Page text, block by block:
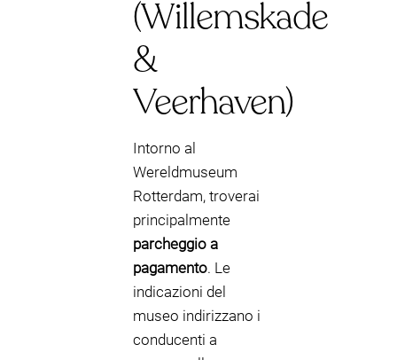
(Willemskade
&
Veerhaven)
Intorno al
Wereldmuseum
Rotterdam, troverai
principalmente
parcheggio a
pagamento. Le
indicazioni del
museo indirizzano i
conducenti a